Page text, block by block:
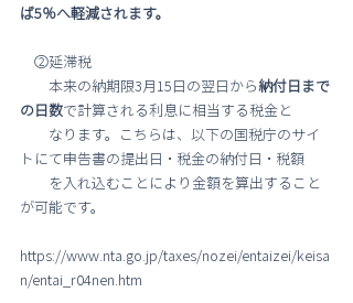
ば5％へ軽減されます。
②延滞税
本来の納期限3月15日の翌日から納付日まで
の日数で計算される利息に相当する税金と
なります。こちらは、以下の国税庁のサイ
トにて申告書の提出日・税金の納付日・税額
を入れ込むことにより金額を算出すること
が可能です。
https://www.nta.go.jp/taxes/nozei/entaizei/keisa
n/entai_r04nen.htm